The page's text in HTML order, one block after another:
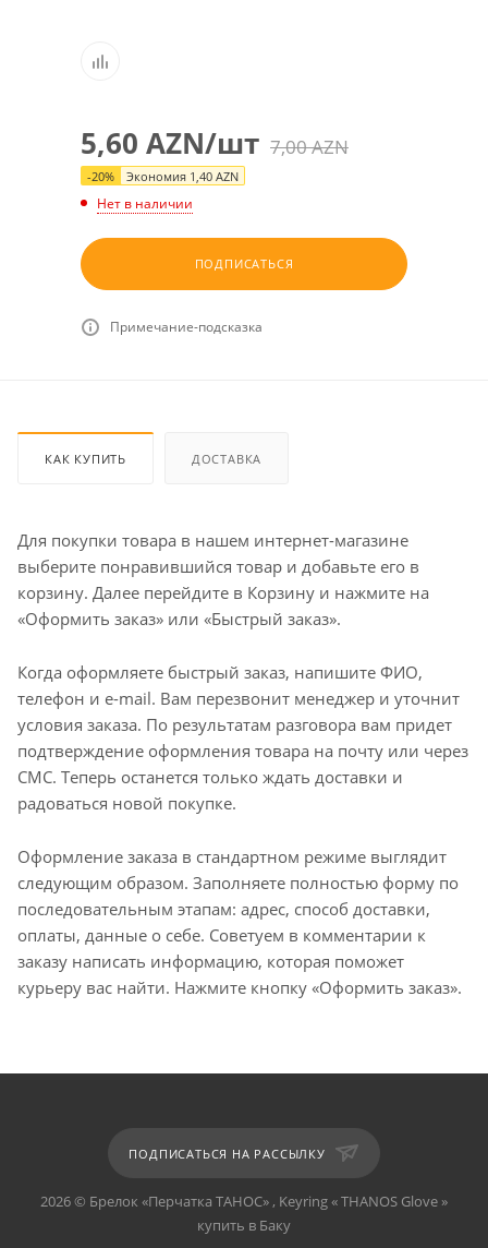
5,60 AZN/шт 7,00AZN
-20% Экономия 1,40 AZN
Нет в наличии
ПОДПИСАТЬСЯ
Примечание-подсказка
КАК КУПИТЬ ДОСТАВКА
Для покупки товара в нашем интернет-магазине
выберите понравившийся товар и добавьте его в
корзину. Далее перейдите в Корзину и нажмите на
«Оформить заказ» или «Быстрый заказ».
Когда оформляете быстрый заказ, напишите ФИО,
телефон и e-mail. Вам перезвонит менеджер и уточнит
условия заказа. По результатам разговора вам придет
подтверждение оформления товара на почту или через
СМС. Теперь останется только ждать доставки и
радоваться новой покупке.
Оформление заказа в стандартном режиме выглядит
следующим образом. Заполняете полностью форму по
последовательным этапам: адрес, способ доставки,
оплаты, данные о себе. Советуем в комментарии к
заказу написать информацию, которая поможет
курьеру вас найти. Нажмите кнопку «Оформить заказ».
ПОДПИСАТЬСЯ НА РАССЫЛКУ
2026 © Брелок «Перчатка ТАНОС» , Keyring « THANOS Glove »
купить в Баку